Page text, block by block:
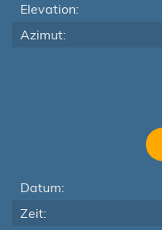
Elevation:
Azimut:
Datum:
Zeit: